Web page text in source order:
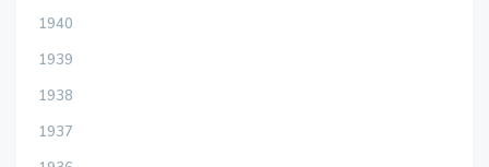
1940
1939
1938
1937